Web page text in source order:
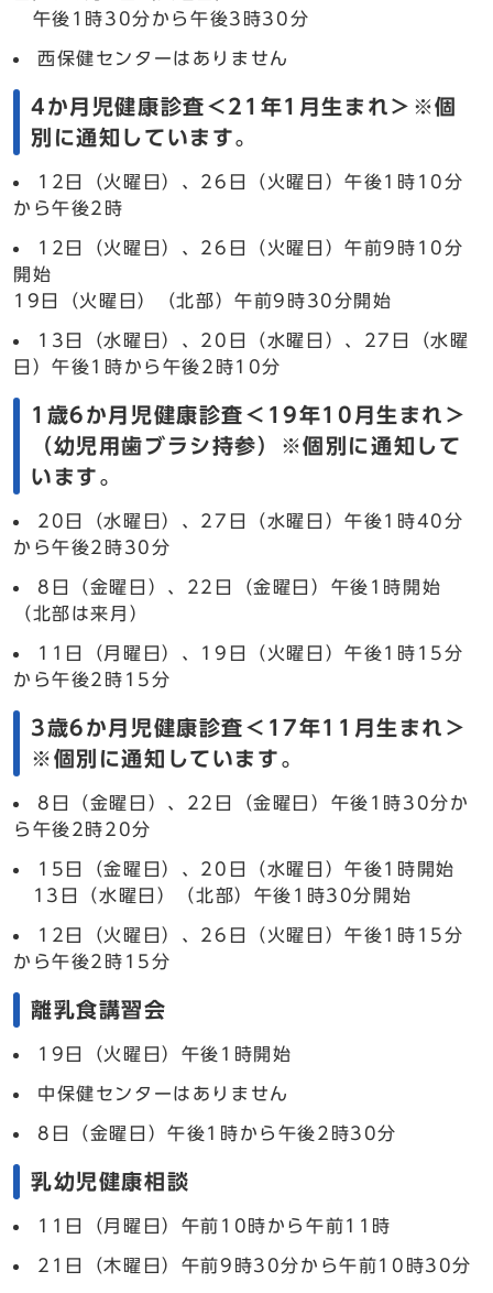
午後1時30分から午後3時30分
西保健センターはありません
4か月児健康診査＜21年1月生まれ＞※個
別に通知しています。
12日（火曜日）、26日（火曜日）午後1時10分
から午後2時
12日（火曜日）、26日（火曜日）午前9時10分
開始
19日（火曜日）（北部）午前9時30分開始
13日（水曜日）、20日（水曜日）、27日（水曜
日）午後1時から午後2時10分
1歳6か月児健康診査＜19年10月生まれ＞
（幼児用歯ブラシ持参）※個別に通知して
います。
20日（水曜日）、27日（水曜日）午後1時40分
から午後2時30分
8日（金曜日）、22日（金曜日）午後1時開始
（北部は来月）
11日（月曜日）、19日（火曜日）午後1時15分
から午後2時15分
3歳6か月児健康診査＜17年11月生まれ＞
※個別に通知しています。
8日（金曜日）、22日（金曜日）午後1時30分か
ら午後2時20分
15日（金曜日）、20日（水曜日）午後1時開始
13日（水曜日）（北部）午後1時30分開始
12日（火曜日）、26日（火曜日）午後1時15分
から午後2時15分
離乳食講習会
19日（火曜日）午後1時開始
中保健センターはありません
8日（金曜日）午後1時から午後2時30分
乳幼児健康相談
11日（月曜日）午前10時から午前11時
21日（木曜日）午前9時30分から午前10時30分